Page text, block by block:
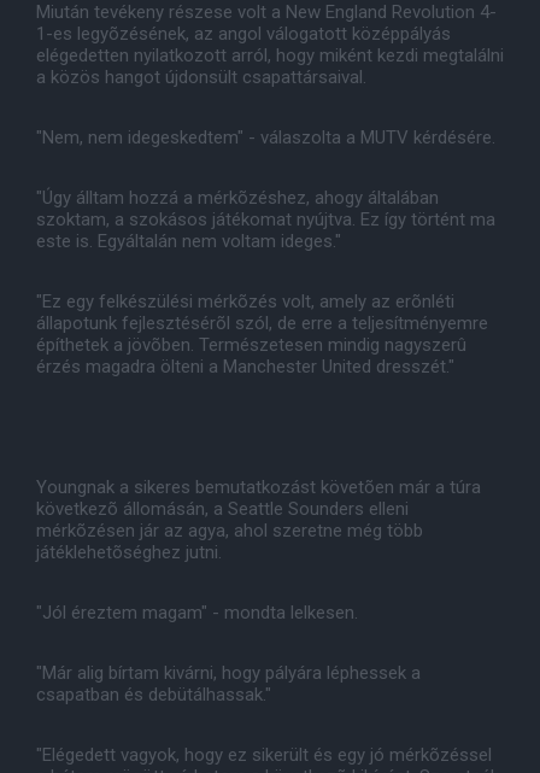
Miután tevékeny részese volt a New England Revolution 4-
1-es legyõzésének, az angol válogatott középpályás
elégedetten nyilatkozott arról, hogy miként kezdi megtalálni
a közös hangot újdonsült csapattársaival.
"Nem, nem idegeskedtem" - válaszolta a MUTV kérdésére.
"Úgy álltam hozzá a mérkõzéshez, ahogy általában
szoktam, a szokásos játékomat nyújtva. Ez így történt ma
este is. Egyáltalán nem voltam ideges."
"Ez egy felkészülési mérkõzés volt, amely az erõnléti
állapotunk fejlesztésérõl szól, de erre a teljesítményemre
építhetek a jövõben. Természetesen mindig nagyszerû
érzés magadra ölteni a Manchester United dresszét."
Youngnak a sikeres bemutatkozást követõen már a túra
következõ állomásán, a Seattle Sounders elleni
mérkõzésen jár az agya, ahol szeretne még több
játéklehetõséghez jutni.
"Jól éreztem magam" - mondta lelkesen.
"Már alig bírtam kivárni, hogy pályára léphessek a
csapatban és debütálhassak."
"Elégedett vagyok, hogy ez sikerült és egy jó mérkõzéssel